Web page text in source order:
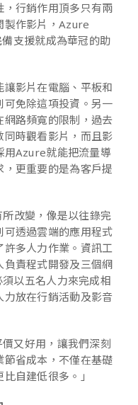
行銷作用頂多只有兩
製作影片，Azure
支援就成為華冠的助
影片在電腦、平板和
免除這項投資。另一
路頻寬的限制，過去
時觀看影片，而且影
用Azure就能把流量導
更重要的是為客戶提
改變，像是以往錄完
透過雲端的應用程式
多人力作業。資訊工
責程式開發及三個網
以五名人力來完成相
放在行銷活動及影音
又好用，讓我們深刻
省成本，不僅在基礎
自建低很多。」